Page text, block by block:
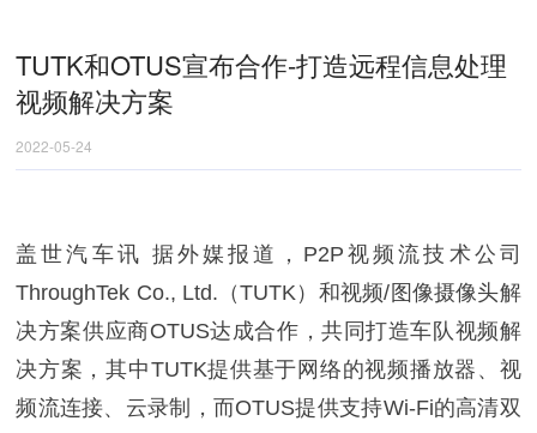
TUTK和OTUS宣布合作-打造远程信息处理
视频解决方案
2022-05-24
盖世汽车讯 据外媒报道，P2P视频流技术公司
ThroughTek Co., Ltd.（TUTK）和视频/图像摄像头解
决方案供应商OTUS达成合作，共同打造车队视频解
决方案，其中TUTK提供基于网络的视频播放器、视
频流连接、云录制，而OTUS提供支持Wi-Fi的高清双